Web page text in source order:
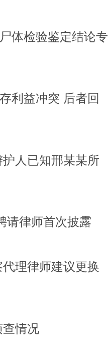
体检验鉴定结论专
利益冲突 后者回
人已知邢某某所
请律师首次披露
理律师建议更换
情况